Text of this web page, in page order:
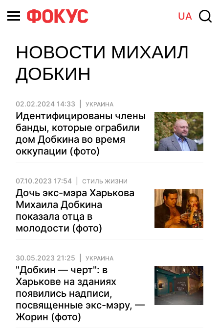
UA
НОВОСТИ МИХАИЛ
ДОБКИН
02.02.2024 14:33 УКРАИНА
Идентифицированы члены
банды, которые ограбили
дом Добкина во время
оккупации (фото)
07.10.2023 17:54 СТИЛЬ ЖИЗНИ
Дочь экс-мэра Харькова
Михаила Добкина
показала отца в
молодости (фото)
30.05.2023 21:25 УКРАИНА
"Добкин — черт": в
Харькове на зданиях
появились надписи,
посвященные экс-мэру, —
Жорин (фото)